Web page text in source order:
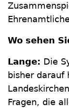
Wo sehen
Lange: Die
bisher darauf
Fragen, die